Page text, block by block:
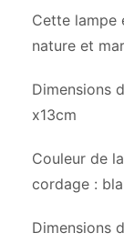
Cette lampe
nature et
Dimensions
x13cm
Couleur de
cordage :
Dimensions